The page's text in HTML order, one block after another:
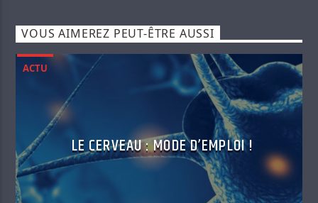
VOUS AIMEREZ PEUT-ÊTRE AUSSI
ACTU
LE CERVEAU : MODE D’EMPLOI !